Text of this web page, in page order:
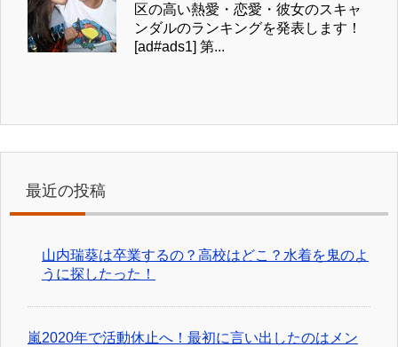
区の高い熱愛・恋愛・彼女のスキャ
ンダルのランキングを発表します！
[ad#ads1] 第...
最近の投稿
山内瑞葵は卒業するの？高校はどこ？水着を鬼のよ
うに探したった！
嵐2020年で活動休止へ！最初に言い出したのはメン